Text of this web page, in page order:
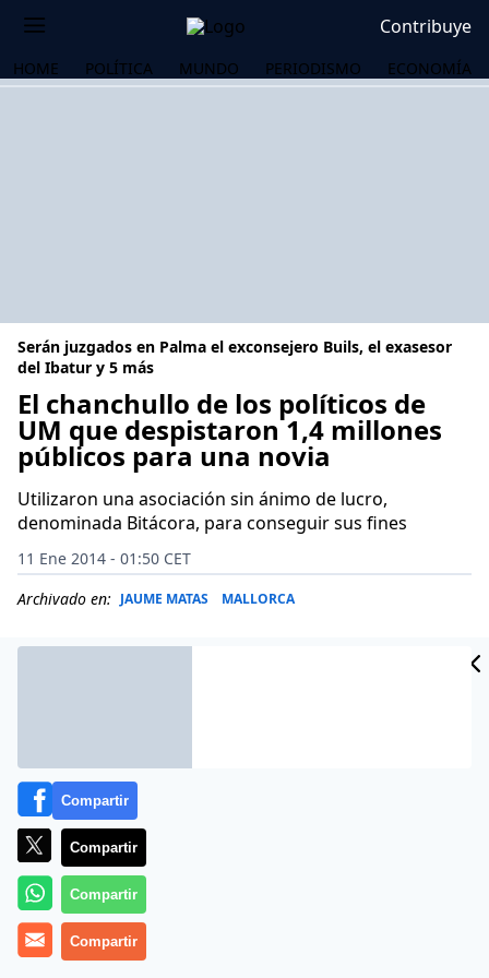
Contribuye
HOME POLÍTICA MUNDO PERIODISMO ECONOMÍA
Serán juzgados en Palma el exconsejero Buils, el exasesor
del Ibatur y 5 más
El chanchullo de los políticos de
UM que despistaron 1,4 millones
públicos para una novia
Utilizaron una asociación sin ánimo de lucro,
denominada Bitácora, para conseguir sus fines
11 Ene 2014 - 01:50 CET
Archivado en: JAUME MATAS MALLORCA
El Juzgado de Instrucción número 2 de Palma ha
Compartir
Compartir
Compartir
Compartir